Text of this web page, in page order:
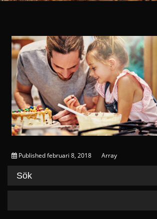
Publishedfebruari 8, 2018 Array
Sök